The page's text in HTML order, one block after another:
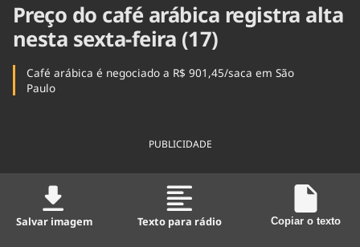
Preço do café arábica registra alta
nesta sexta-feira (17)
Café arábica é negociado a R$ 901,45/saca em São
Paulo
PUBLICIDADE
Salvar imagem Texto para rádio Copiar o texto